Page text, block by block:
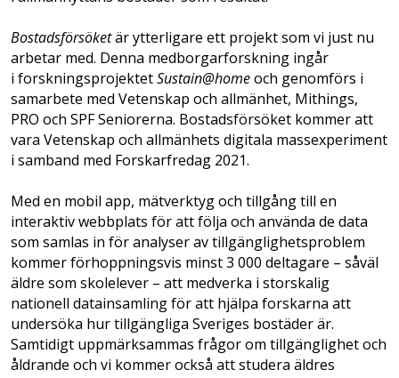
Bostadsförsöketär ytterligare ett projekt som vi just nu
arbetar med. Denna medborgarforskning ingår
i forskningsprojektetSustain@homeoch genomförs i
samarbete med Vetenskap och allmänhet, Mithings,
PRO och SPF Seniorerna. Bostads­försöket kommer att
vara Vetenskap och allmänhets digitala massexperiment
i samband med Forskarfredag 2021.
Med en mobil app, mätverktyg och tillgång till en
interaktiv webbplats för att följa och använda de data
som samlas in för analyser av tillgänglighetsproblem
kommer förhoppningsvis minst 3 000 deltagare – såväl
äldre som skolelever – att medverka i storskalig
nationell datainsamling för att hjälpa forskarna att
undersöka hur tillgängliga Sveriges bostäder är.
Samtidigt uppmärksammas frågor om tillgänglighet och
åldrande och vi kommer också att studera äldres